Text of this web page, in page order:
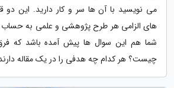
می نویسید با آن ها سر و کار دارید. این
های الزامی هر طرح پژوهشی و علمی به حساب
شما هم این سوال ها پیش آمده باشد که
چیست؟ هر کدام چه هدفی را در یک مقاله